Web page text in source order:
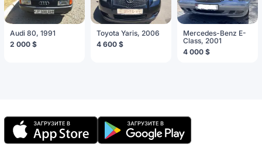
Audi 80, 1991
2 000 $
Toyota Yaris, 2006
4 600 $
Mercedes-Benz E-
Class, 2001
4 000 $
Мобильное
приложение